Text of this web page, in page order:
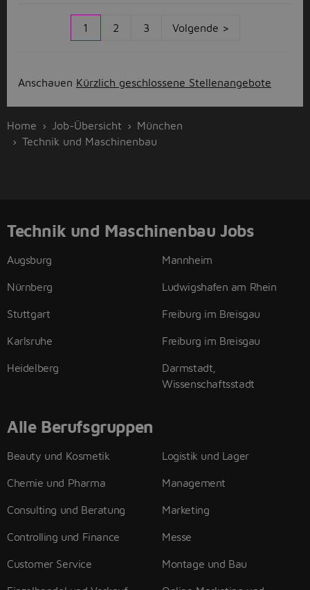
1 2 3 Volgende >
Anschauen Kürzlich geschlossene Stellenangebote
Home Job-Übersicht
München
Technik und Maschinenbau
Technik und Maschinenbau Jobs
Augsburg
Nürnberg
Stuttgart
Karlsruhe
Heidelberg
Mannheim
Ludwigshafen am Rhein
Freiburg im Breisgau
Freiburg im Breisgau
Darmstadt,
Wissenschaftsstadt
Alle Berufsgruppen
Beauty und Kosmetik
Chemie und Pharma
Consulting und Beratung
Controlling und Finance
Customer Service
Logistik und Lager
Management
Marketing
Messe
Montage und Bau